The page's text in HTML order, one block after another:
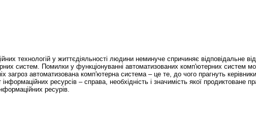
технологій у життєдіяльності людини неминуче спричиняє відповідальне
систем. Помилки у функціонуванні автоматизованих комп'ютерних систем
загроз автоматизована комп'ютерна система – це те, до чого прагнуть
ресурсів – справа, необхідність і значимість якої продиктоване
ресурів.